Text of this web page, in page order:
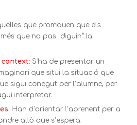
que promouen que els
que no pas “diguin” la
context: S’ha de presentar un
que situi la situació que
sigui conegut per l’alumne, per
interpretar.
: Han d’orientar l’aprenent per a
allò que s’espera.